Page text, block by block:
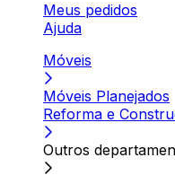
Meus pedidos
Ajuda
Móveis
Móveis Planejados
Reforma e
Outros